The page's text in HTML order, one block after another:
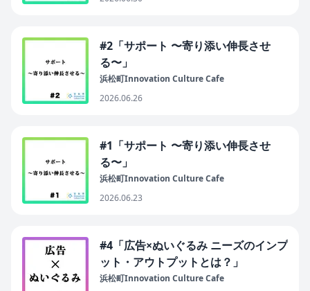
#2「サポート 〜寄り添い伸長させ
る〜」
浜松町Innovation Culture Cafe
2026.06.26
#1「サポート 〜寄り添い伸長させ
る〜」
浜松町Innovation Culture Cafe
2026.06.23
#4「広告×ぬいぐるみ ニーズのインプ
ット・アウトプットとは？」
浜松町Innovation Culture Cafe